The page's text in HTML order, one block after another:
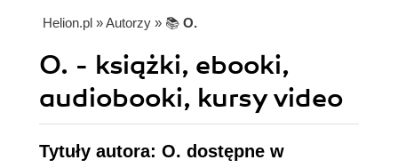
Helion.pl » Autorzy » 📚 O.
O. - książki, ebooki,
audiobooki, kursy video
Tytuły autora: O. dostępne w